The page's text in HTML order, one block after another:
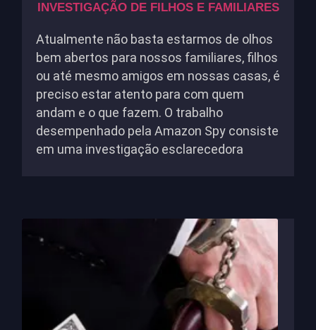
INVESTIGAÇÃO DE FILHOS E FAMILIARES
Atualmente não basta estarmos de olhos
bem abertos para nossos familiares, filhos
ou até mesmo amigos em nossas casas, é
preciso estar atento para com quem
andam e o que fazem. O trabalho
desempenhado pela Amazon Spy consiste
em uma investigação esclarecedora